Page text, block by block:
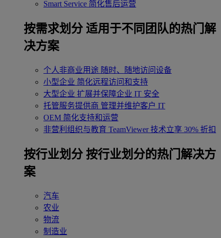
Smart Service 简化售后运营
按需求划分 适用于不同团队的热门解
决方案
个人非商业用途 随时、随地访问设备
小型企业 简化远程访问和支持
大型企业 扩展并保障企业 IT 安全
托管服务提供商 管理并维护客户 IT
OEM 简化支持和运营
非营利组织与教育 TeamViewer 技术立享 30% 折扣
‌按行业划分 按行业划分的热门解决方
案
汽车
农业
物流
制造业